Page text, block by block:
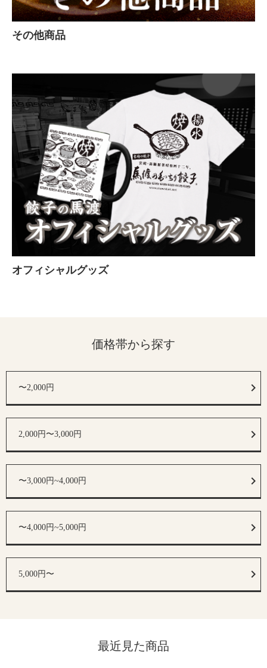
その他商品
オフィシャルグッズ
価格帯から探す
〜2,000円
2,000円〜3,000円
〜3,000円~4,000円
〜4,000円~5,000円
5,000円〜
最近見た商品